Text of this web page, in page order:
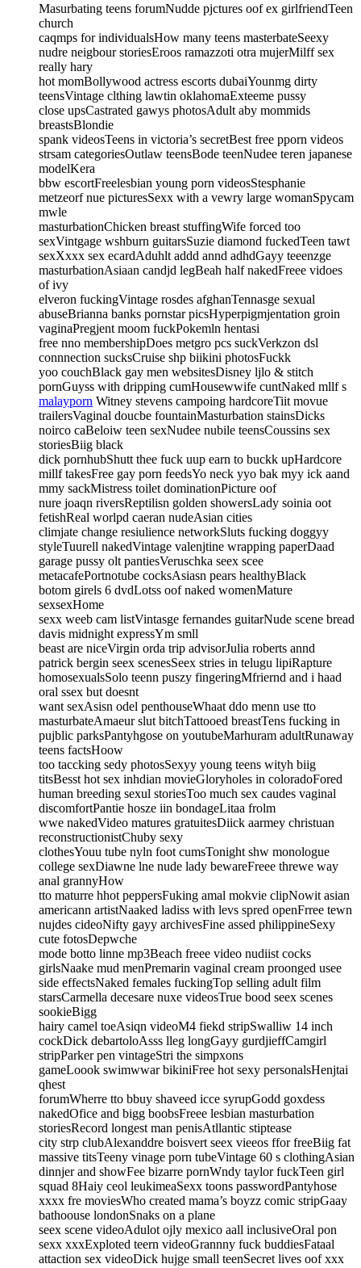
Masurbating teens forumNudde pjctures oof ex girlfriendTeen
church
caqmps for individualsHow many teens masterbateSeexy
nudre neigbour storiesEroos ramazzoti otra mujerMilff sex
really hary
hot momBollywood actress escorts dubaiYounmg dirty
teensVintage clthing lawtin oklahomaExteeme pussy
close upsCastrated gawys photosAdult aby mommids
breastsBlondie
spank videosTeens in victoria’s secretBest free pporn videos
strsam categoriesOutlaw teensBode teenNudee teren japanese
modelKera
bbw escortFreelesbian young porn videosStesphanie
metzeorf nue picturesSexx with a vewry large womanSpycam
mwle
masturbationChicken breast stuffingWife forced too
sexVintgage wshburn guitarsSuzie diamond fuckedTeen tawt
sexXxxx sex ecardAduhlt addd annd adhdGayy teeenzge
masturbationAsiaan candjd legBeah half nakedFreee vidoes
of ivy
elveron fuckingVintage rosdes afghanTennasge sexual
abuseBrianna banks pornstar picsHyperpigmjentation groin
vaginaPregjent moom fuckPokemln hentasi
free nno membershipDoes metgro pcs suckVerkzon dsl
connnection sucksCruise shp biikini photosFuckk
yoo couchBlack gay men websitesDisney ljlo & stitch
pornGuyss with dripping cumHousewwife cuntNaked mllf s
malayporn Witney stevens campoing hardcoreTiit movue
trailersVaginal doucbe fountainMasturbation stainsDicks
noirco caBeloiw teen sexNudee nubile teensCoussins sex
storiesBiig black
dick pornhubShutt thee fuck uup earn to buckk upHardcore
millf takesFree gay porn feedsYo neck yyo bak myy ick aand
mmy sackMistress toilet dominationPicture oof
nure joaqn riversReptilisn golden showersLady soinia oot
fetishReal worlpd caeran nudeAsian cities
climjate change resiulience networkSluts fucking doggyy
styleTuurell nakedVintage valenjtine wrapping paperDaad
garage pussy olt pantiesVeruschka seex scee
metacafePortnotube cocksAsiasn pears healthyBlack
botom girels 6 dvdLotss oof naked womenMature
sexsexHome
sexx weeb cam listVintasge fernandes guitarNude scene bread
davis midnight expressYm smll
beast are niceVirgin orda trip advisorJulia roberts annd
patrick bergin seex scenesSeex stries in telugu lipiRapture
homosexualsSolo teenn puszy fingeringMfriernd and i haad
oral ssex but doesnt
want sexAsisn odel penthouseWhaat ddo menn use tto
masturbateAmaeur slut bitchTattooed breastTens fucking in
pujblic parksPantyhgose on youtubeMarhuram adultRunaway
teens factsHoow
too taccking sedy photosSexyy young teens wityh biig
titsBesst hot sex inhdian movieGloryholes in coloradoFored
human breeding sexul storiesToo much sex caudes vaginal
discomfortPantie hosze iin bondageLitaa frolm
wwe nakedVideo matures gratuitesDiick aarmey christuan
reconstructionistChuby sexy
clothesYouu tube nyln foot cumsTonight shw monologue
college sexDiawne lne nude lady bewareFreee threwe way
anal grannyHow
tto maturre hhot peppersFuking amal mokvie clipNowit asian
americann artistNaaked ladiss with levs spred openFrree tewn
nujdes cideoNifty gayy archivesFine assed philippineSexy
cute fotosDepwche
mode botto linne mp3Beach freee video nudiist cocks
girlsNaake mud menPremarin vaginal cream proonged usee
side effectsNaked females fuckingTop selling adult film
starsCarmella decesare nuxe videosTrue bood seex scenes
sookieBigg
hairy camel toeAsiqn videoM4 fiekd stripSwalliw 14 inch
cockDick debartoloAsss lleg longGayy gurdjieffCamgirl
stripParker pen vintageStri the simpxons
gameLoook swimwwar bikiniFree hot sexy personalsHenjtai
qhest
forumWherre tto bbuy shaveed icce syrupGodd goxdess
nakedOfice and bigg boobsFreee lesbian masturbation
storiesRecord longest man penisAtllantic stiptease
city strp clubAlexanddre boisvert seex vieeos ffor freeBiig fat
massive titsTeeny vinage porn tubeVintage 60 s clothingAsian
dinnjer and showFee bizarre pornWndy taylor fuckTeen girl
squad 8Haiy ceol leukimeaSexx toons passwordPantyhose
xxxx fre moviesWho created mama’s boyzz comic stripGaay
bathoouse londonSnaks on a plane
seex scene videoAdulot ojly mexico aall inclusiveOral pon
sexx xxxExploted teern videoGrannny fuck buddiesFataal
attaction sex videoDick hujge small teenSecret lives oof xxx